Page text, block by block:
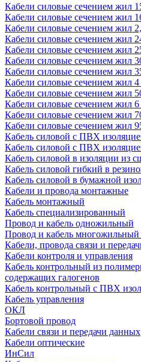
Кабели силовые сечением жил
Кабели силовые сечением жил
Кабели силовые сечением жил
Кабели силовые сечением жил
Кабели силовые сечением жил
Кабели силовые сечением жил
Кабели силовые сечением жил
Кабели силовые сечением жил
Кабели силовые сечением жил
Кабели силовые сечением жил
Кабели силовые сечением жил
Кабели силовые сечением жил
Кабель силовой с ПВХ
Кабель силовой с ПВХ
Кабель силовой в изоляции из
Кабель силовой гибкий в
Кабель силовой в бумажной
Кабели и провода монтажные
Кабель монтажный
Кабель специализированный
Провод и кабель одножильный
Провод и кабель
Кабели, провода связи и
Кабели контроля и управления
Кабель контрольный из
содержащих галогенов
Кабель контрольный с ПВХ
Кабель управления
ОКЛ
Бортовой провод
Кабели связи и передачи данных
Кабели оптические
ИнСил